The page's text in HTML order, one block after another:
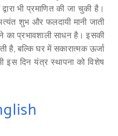
भी प्रमाणित की जा चुकी है।
शुभ और फलदायी मानी जाती
का प्रभावशाली साधन है। इसकी
है, बल्कि घर में सकारात्मक ऊर्जा
इस दिन यंत्र स्थापना को विशेष